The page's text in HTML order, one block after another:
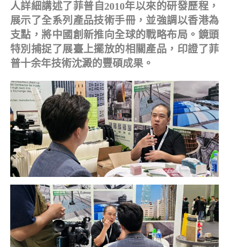
人詳細講述了菲普自2010年以來的研發歷程，
展示了全系列產品技術手冊，並強調以香港為
支點，將中國創新推向全球的戰略布局。鏡頭
特別捕捉了展臺上擺放的相關產品，印證了菲
普十余年技術沈澱的豐碩成果。